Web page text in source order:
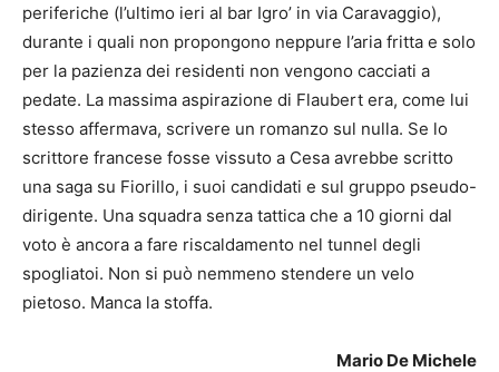
periferiche (l’ultimo ieri al bar Igro’ in via Caravaggio),
durante i quali non propongono neppure l’aria fritta e solo
per la pazienza dei residenti non vengono cacciati a
pedate. La massima aspirazione di Flaubert era, come lui
stesso affermava, scrivere un romanzo sul nulla. Se lo
scrittore francese fosse vissuto a Cesa avrebbe scritto
una saga su Fiorillo, i suoi candidati e sul gruppo pseudo-
dirigente. Una squadra senza tattica che a 10 giorni dal
voto è ancora a fare riscaldamento nel tunnel degli
spogliatoi. Non si può nemmeno stendere un velo
pietoso. Manca la stoffa.
Mario De Michele